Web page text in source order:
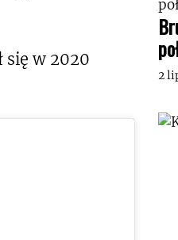
się w 2020
2